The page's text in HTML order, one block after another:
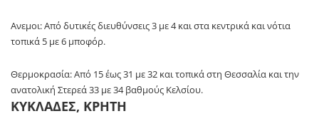
Ανεμοι: Από δυτικές διευθύνσεις 3 με 4 και στα κεντρικά και νότια
τοπικά 5 με 6 μποφόρ.
Θερμοκρασία: Από 15 έως 31 με 32 και τοπικά στη Θεσσαλία και την
ανατολική Στερεά 33 με 34 βαθμούς Κελσίου.
ΚΥΚΛΑΔΕΣ, ΚΡΗΤΗ